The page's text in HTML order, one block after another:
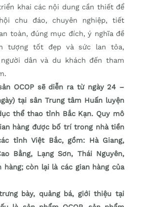
khai các nội dung cần thiết để
chu đáo, chuyên nghiệp, tiết
toàn, đúng mục đích, ý nghĩa đề
tượng tốt đẹp và sức lan tỏa,
dân và du khách đến tham
OCOP sẽ diễn ra từ ngày 24 –
tại sân Trung tâm Huấn luyện
thể thao tỉnh Bắc Kạn. Quy mô
hàng được bố trí trong nhà tiền
tỉnh Việt Bắc, gồm: Hà Giang,
Bằng, Lạng Sơn, Thái Nguyên,
còn lại là các gian hàng của
bày, quảng bá, giới thiệu tại